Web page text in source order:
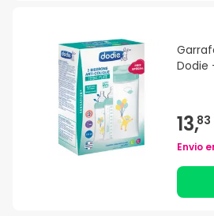
Dodie
13,
Envio